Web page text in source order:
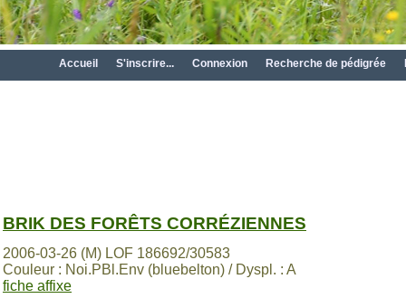
Accueil S'inscrire... Connexion Recherche de pédigrée
BRIK DES FORÊTS CORRÉZIENNES
2006-03-26 (M) LOF 186692/30583
Couleur : Noi.PBl.Env (bluebelton) / Dyspl. : A
fiche affixe